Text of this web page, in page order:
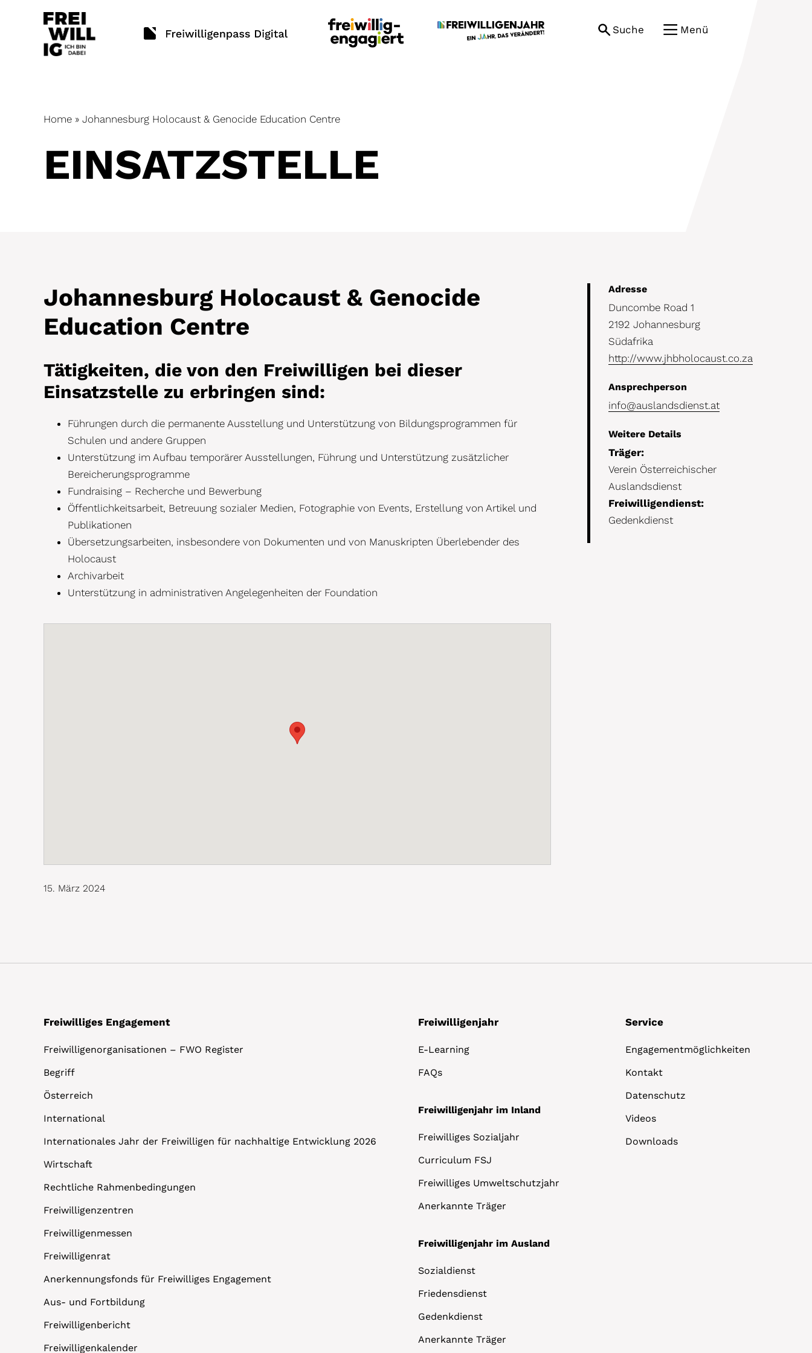
Suche Menü
Home » Johannesburg Holocaust & Genocide Education Centre
EINSATZ­STELLE
Details
Adresse
Duncombe Road 1
2192 Johannesburg
Südafrika
http://www.jhbholocaust.co.za
Ansprechperson
info@auslandsdienst.at
Weitere Details
Träger:
Verein Österreichischer
Auslandsdienst
Freiwilligendienst:
Gedenkdienst
Johannesburg Holocaust & Genocide
Education Centre
Tätigkeiten, die von den Freiwilligen bei dieser
Einsatzstelle zu erbringen sind:
Führungen durch die permanente Ausstellung und Unterstützung von Bildungsprogrammen für
Schulen und andere Gruppen
Unterstützung im Aufbau temporärer Ausstellungen, Führung und Unterstützung zusätzlicher
Bereicherungsprogramme
Fundraising – Recherche und Bewerbung
Öffentlichkeitsarbeit, Betreuung sozialer Medien, Fotographie von Events, Erstellung von Artikel und
Publikationen
Übersetzungsarbeiten, insbesondere von Dokumenten und von Manuskripten Überlebender des
Holocaust
Archivarbeit
Unterstützung in administrativen Angelegenheiten der Foundation
15. März 2024
Freiwilliges Engagement
Freiwilligenorganisationen – FWO Register
Begriff
Österreich
International
Internationales Jahr der Freiwilligen für nachhaltige Entwicklung 2026
Wirtschaft
Rechtliche Rahmenbedingungen
Freiwilligenzentren
Freiwilligenmessen
Freiwilligenrat
Anerkennungsfonds für Freiwilliges Engagement
Aus- und Fortbildung
Freiwilligenbericht
Freiwilligenkalender
Freiwilligenjahr
E-Learning
FAQs
Freiwilligenjahr im Inland
Freiwilliges Sozialjahr
Curriculum FSJ
Freiwilliges Umweltschutzjahr
Anerkannte Träger
Freiwilligenjahr im Ausland
Sozialdienst
Friedensdienst
Gedenkdienst
Anerkannte Träger
Service
Engagementmöglichkeiten
Kontakt
Datenschutz
Videos
Downloads